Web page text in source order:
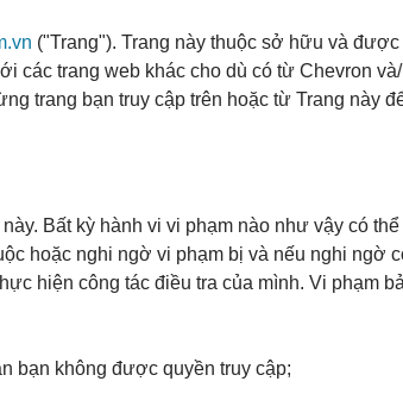
("Trang"). Trang này thuộc sở hữu và được
các trang web khác cho dù có từ Chevron
trang bạn truy cập trên hoặc từ Trang này
Bất kỳ hành vi vi phạm nào như vậy có
hoặc nghi ngờ vi phạm bị và nếu nghi ngờ
hiện công tác điều tra của mình. Vi phạm
bạn không được quyền truy cập;